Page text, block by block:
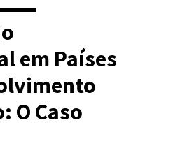
em Países
O Caso